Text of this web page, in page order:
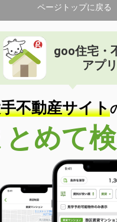
ページトップに戻る
goo住宅・
アプリ
不動産サイト
とめて検